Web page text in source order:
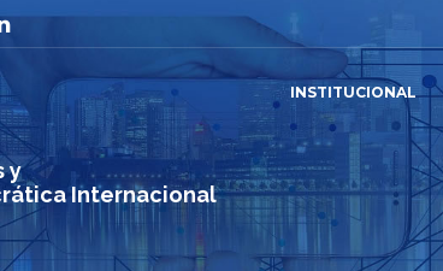
y
Internacional
INSTITUCIONAL